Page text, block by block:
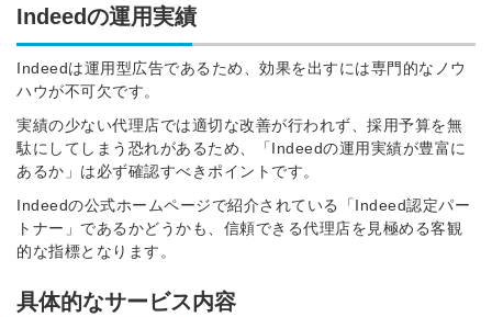
Indeedの運用実績
Indeedは運用型広告であるため、効果を出すには専門的なノウ
ハウが不可欠です。
実績の少ない代理店では適切な改善が行われず、採用予算を無
駄にしてしまう恐れがあるため、「Indeedの運用実績が豊富に
あるか」は必ず確認すべきポイントです。
Indeedの公式ホームページで紹介されている「Indeed認定パー
トナー」であるかどうかも、信頼できる代理店を見極める客観
的な指標となります。
具体的なサービス内容
をご利用する
要です。
簡単10秒！無料会員登録